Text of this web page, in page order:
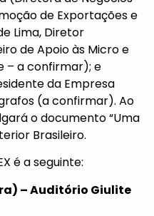
de Exportações e
Lima, Diretor
de Apoio às Micro e
– a confirmar); e
da Empresa
(a confirmar). Ao
o documento “Uma
Brasileiro.
é a seguinte:
– Auditório Giulite